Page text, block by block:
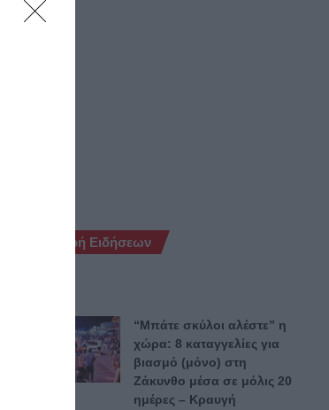
Ροή Ειδήσεων
“Μπάτε σκύλοι αλέστε” η
χώρα: 8 καταγγελίες για
βιασμό (μόνο) στη
Ζάκυνθο μέσα σε μόλις 20
ημέρες – Κραυγή